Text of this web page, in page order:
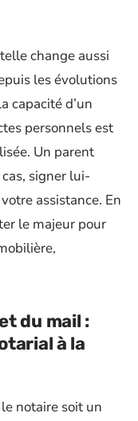
change aussi
les évolutions
capacité d’un
personnels est
Un parent
signer lui-
assistance. En
le majeur pour
du mail :
à la
notaire soit un